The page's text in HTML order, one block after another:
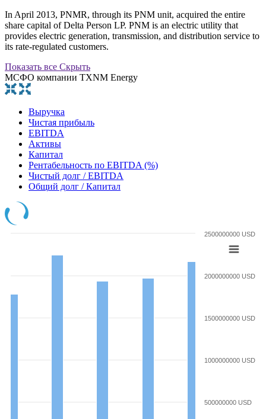
In April 2013, PNMR, through its PNM unit, acquired the entire
share capital of Delta Person LP. PNM is an electric utility that
provides electric generation, transmission, and distribution service to
its rate-regulated customers.
Показать все Скрыть
МСФО компании TXNM Energy
Выручка
Чистая прибыль
EBITDA
Активы
Капитал
Рентабельность по EBITDA (%)
Чистый долг / EBITDA
Общий долг / Капитал
500000000 USD
1000000000 USD
1500000000 USD
2000000000 USD
2500000000 USD